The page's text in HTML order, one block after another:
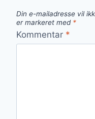
Din e-mailadresse vil
er markeret med *
Kommentar *